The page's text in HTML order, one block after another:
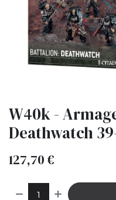
W40k -
Deathwatch
127,70 €